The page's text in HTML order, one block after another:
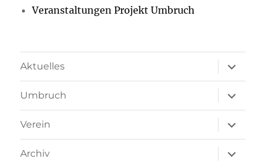
Veranstaltungen Projekt Umbruch
Aktuelles
öffnen
Umbruch
öffnen
Verein
öffnen
Archiv
öffnen